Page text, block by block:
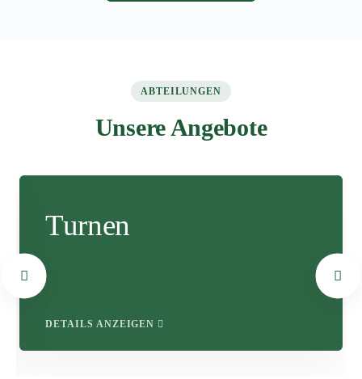
ABTEILUNGEN
Unsere Angebote
Turnen
DETAILS ANZEIGEN